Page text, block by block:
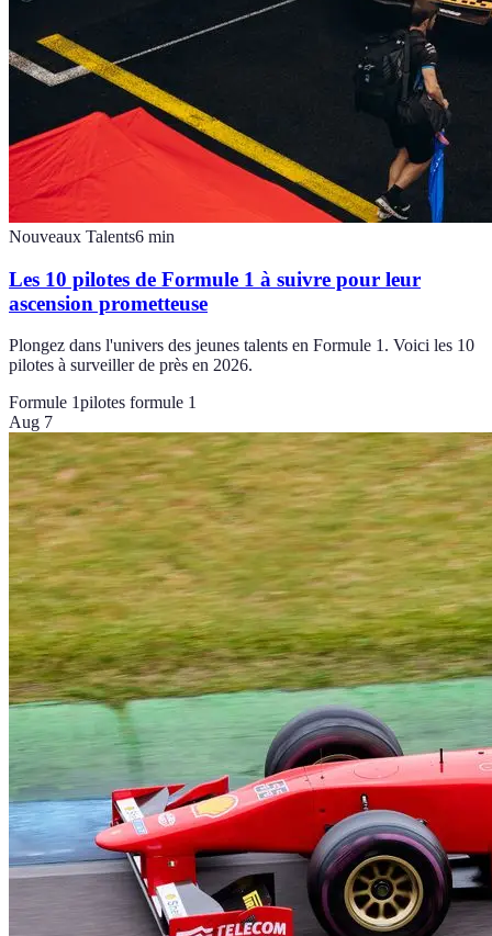
Nouveaux Talents6 min
Les 10 pilotes de Formule 1 à suivre pour leur
ascension prometteuse
Plongez dans l'univers des jeunes talents en Formule 1. Voici les 10
pilotes à surveiller de près en 2026.
Formule 1pilotes formule 1
Aug 7